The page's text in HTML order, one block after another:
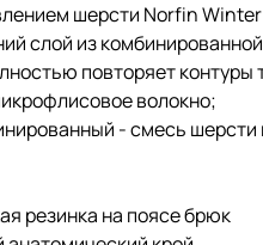
шерсти Norfin
слой из
повторяет
волокно;
- смесь шерсти
резинка на поясе брюк